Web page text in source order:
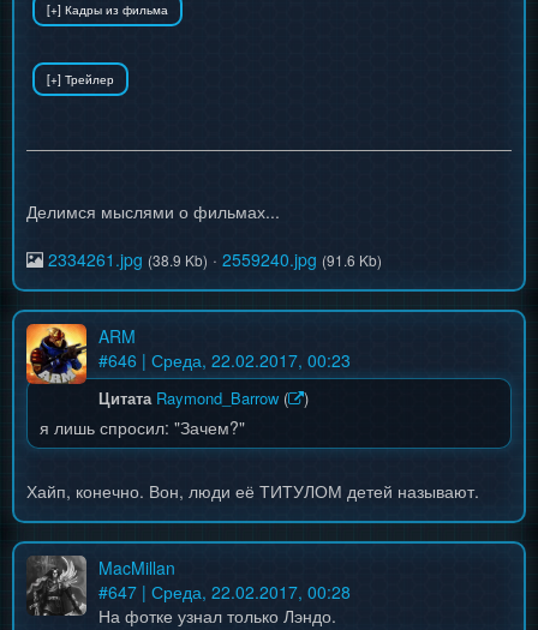
Делимся мыслями о фильмах...
2334261.jpg (38.9 Kb) · 2559240.jpg (91.6 Kb)
ARM
#646 | Среда, 22.02.2017, 00:23
Цитата Raymond_Barrow ( )
я лишь спросил: "Зачем?"
Хайп, конечно. Вон, люди её ТИТУЛОМ детей называют.
MacMillan
#647 | Среда, 22.02.2017, 00:28
На фотке узнал только Лэндо.